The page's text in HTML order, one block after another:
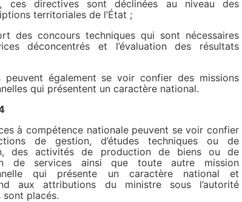
ces directives sont déclinées au niveau des
territoriales de l’État ;
des concours techniques qui sont nécessaires
déconcentrés et l’évaluation des résultats
peuvent également se voir confier des missions
qui présentent un caractère national.
à compétence nationale peuvent se voir confier
de gestion, d’études techniques ou de
des activités de production de biens ou de
de services ainsi que toute autre mission
qui présente un caractère national et
aux attributions du ministre sous l’autorité
sont placés.